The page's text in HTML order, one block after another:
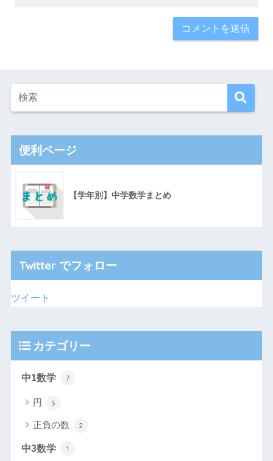
便利ページ
【学年別】中学数学まとめ
Twitter でフォロー
ツイート
カテゴリー
中1数学 7
円 5
正負の数 2
中3数学 1